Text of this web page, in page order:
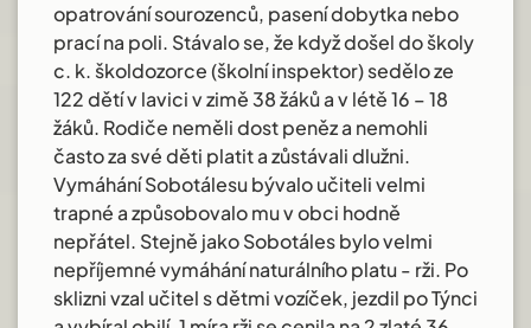
opatrování sourozenců, pasení dobytka nebo
prací na poli. Stávalo se, že když došel do školy
c. k. školdozorce (školní inspektor) sedělo ze
122 dětí v lavici v zimě 38 žáků a v létě 16 – 18
žáků. Rodiče neměli dost peněz a nemohli
často za své děti platit a zůstávali dlužni.
Vymáhání Sobotálesu bývalo učiteli velmi
trapné a způsobovalo mu v obci hodně
nepřátel. Stejně jako Sobotáles bylo velmi
nepříjemné vymáhání naturálního platu - rži. Po
sklizni vzal učitel s dětmi vozíček, jezdil po Týnci